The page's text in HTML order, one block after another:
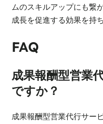
ムのスキルアップにも繋
成長を促進する効果を持ち
FAQ
成果報酬型営業
ですか？
成果報酬型営業代行サー